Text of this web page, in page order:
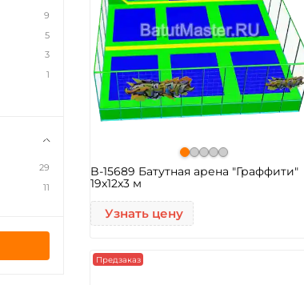
B-15689 Батутная арена "Граффити"
19x12x3 м
Узнать цену
Предзаказ
9
5
3
1
29
11